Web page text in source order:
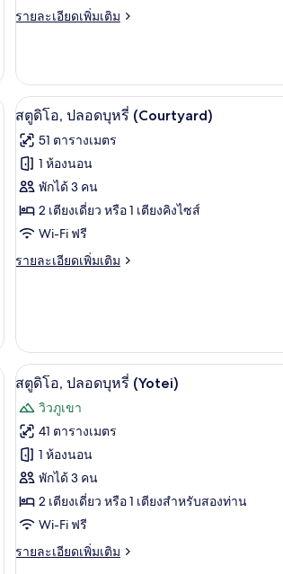
ของ
รายละเอียดเพิ่มเติม
ราย
เกี่ยว
กับ
ห้อง
พัก
ทีวีจอแบน, พื้นอุ่น
เปิด
ภาพถ่าย
ทั้งหมด
ของ
สตู
ดิโอ,
ปลอด
สตูดิโอ, ปลอดบุห
3
สตูดิโอ, ปลอดบุหรี่ (Courtyard)
51 ตารางเมตร
1 ห้องนอน
พักได้ 3 คน
2 เตียงเดี่ยว หรือ 1 เตียงคิงไซส์
Wi-Fi ฟรี
รายละเอียดเพิ่มเติม
ราย
กับ
สตู
ดิ
โอ,
ปลอด
บุหรี่
(Courtyard)
, Wi-Fi ฟรี, ผ้าปูที่นอน
เปิด
ภาพถ่าย
ทั้งหมด
ของ
สตู
ดิโอ,
ปลอด
บุหรี่
ตู้นิรภัยในห้องพัก
3
สตูดิโอ, ปลอดบุหรี่ (Yotei)
วิวภูเขา
41 ตารางเมตร
1 ห้องนอน
พักได้ 3 คน
2 เตียงเดี่ยว หรือ 1 เตียงสำหรับสองท่าน
Wi-Fi ฟรี
รายละเอียดเพิ่มเติม
ราย